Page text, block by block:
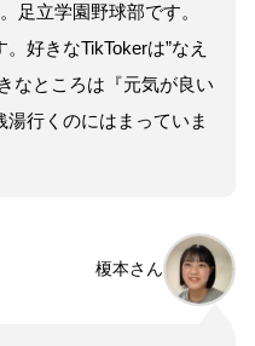
足立学園野球部です。
好きなTikTokerは”なえ
なところは『元気が良い
行くのにはまっていま
榎本さん